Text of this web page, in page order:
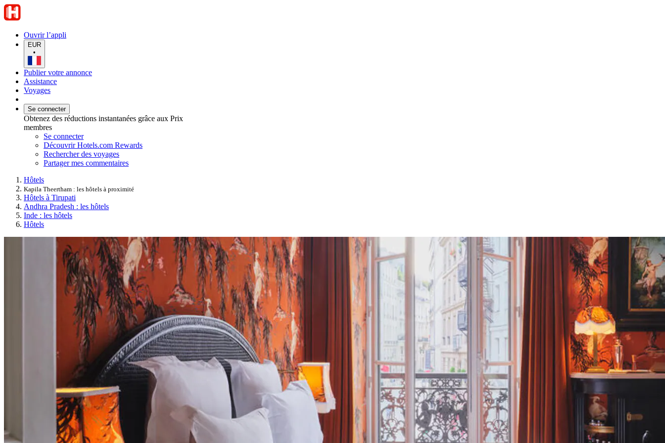
Ouvrir l’appli
EUR
•
Publier votre annonce
Assistance
Voyages
Se connecter
Obtenez des réductions instantanées grâce aux Prix
membres
Se connecter
Découvrir Hotels.com Rewards
Rechercher des voyages
Partager mes commentaires
Hôtels
Kapila Theertham : les hôtels à proximité
Hôtels à Tirupati
Andhra Pradesh : les hôtels
Inde : les hôtels
Hôtels